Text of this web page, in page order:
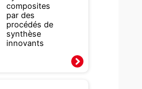
composites
par des
procédés de
synthèse
innovants